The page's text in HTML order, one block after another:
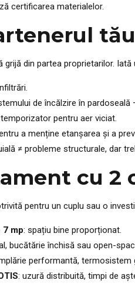
certificarea materialelor.
din partea proprietarilor. Iată
de încălzire în pardoseală
pentru aer viciat.
a menține etanșarea și a
≠ probleme structurale, dar
cu
pentru un cuplu sau o
mp: spațiu bine proporționat.
bucătărie închisă sau open-
performantă,
: uzură distribuită, timpi de